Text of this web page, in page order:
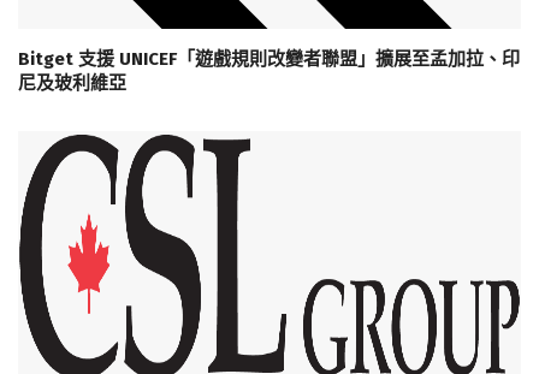
Bitget 支援 UNICEF「遊戲規則改變者聯盟」擴展至孟加拉、印
尼及玻利維亞